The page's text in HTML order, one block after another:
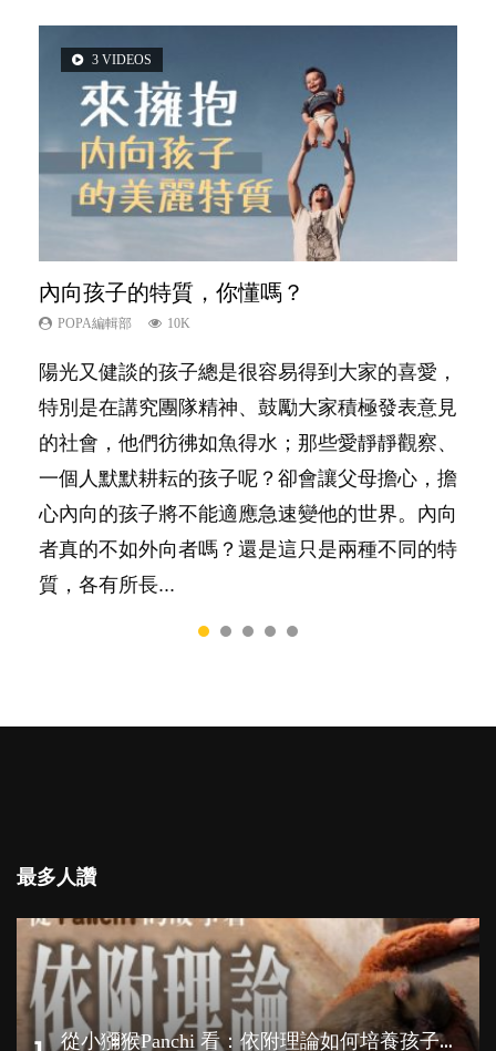
3 VIDEOS
內向孩子的特質，你懂嗎？
POPA編輯部 10K
陽光又健談的孩子總是很容易得到大家的喜愛，
特別是在講究團隊精神、鼓勵大家積極發表意見
的社會，他們彷彿如魚得水；那些愛靜靜觀察、
一個人默默耕耘的孩子呢？卻會讓父母擔心，擔
心內向的孩子將不能適應急速變他的世界。內向
者真的不如外向者嗎？還是這只是兩種不同的特
質，各有所長...
2 VIDEOS
想孩子學好外語，點做好？
POPA編輯部 9.9K
有人話學多種語言越早開始越好，有人卻說一時
間太多語言，會令孩子感到混淆，到底誰是誰
非？聽聽專家怎樣說，解開語言學習的迷思～...
5 VIDEOS
夫妻必看！經營婚姻，沒捷徑
POPA編輯部 22.9K
你是不是也曾經以為只要跟相愛的人結婚，就自
然能走到白頭，但生了孩子卻發現事情不如你所
料？ 經營婚姻，不如我們想像的簡單，卻也不
是大家說得那麼難。一起來認識婚姻的真相！...
6 VIDEOS
孩子能力天注定？
POPA編輯部 7.9K
很多父母都希望孩子係個「叻仔叻女」，學業別
太差，日常自理井井有條。這樣的孩子是萬中無
一，還是魚與熊掌，不能兼得？...
6 VIDEOS
愛孩子也別忘了愛自己，父母如何關顧自
己的身心靈？
照顧孩子衣食住行、陪同兒女應對功課測驗，還
要陪玩製造親子時間，尚要處理家中雜項要
務……當父母的，有千百個任務要做。可惜，有
一樣重要至極的，總被遺漏——關注自己的情緒
和心理健康。...
最多人讚
從
小獼猴Panchi 看：依附理論如何培養孩子心理韌性？